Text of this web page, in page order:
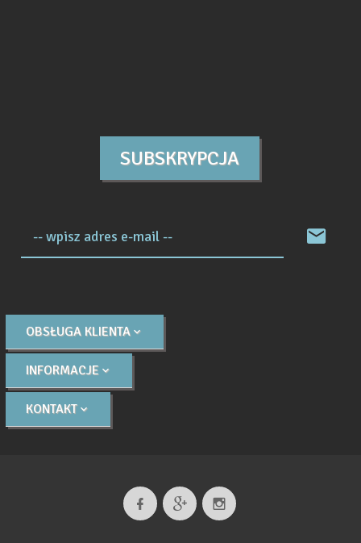
SUBSKRYPCJA
-- wpisz adres e-mail --
OBSŁUGA KLIENTA
INFORMACJE
KONTAKT